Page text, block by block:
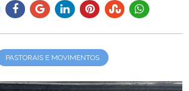
PASTORAIS E MOVIMENTOS